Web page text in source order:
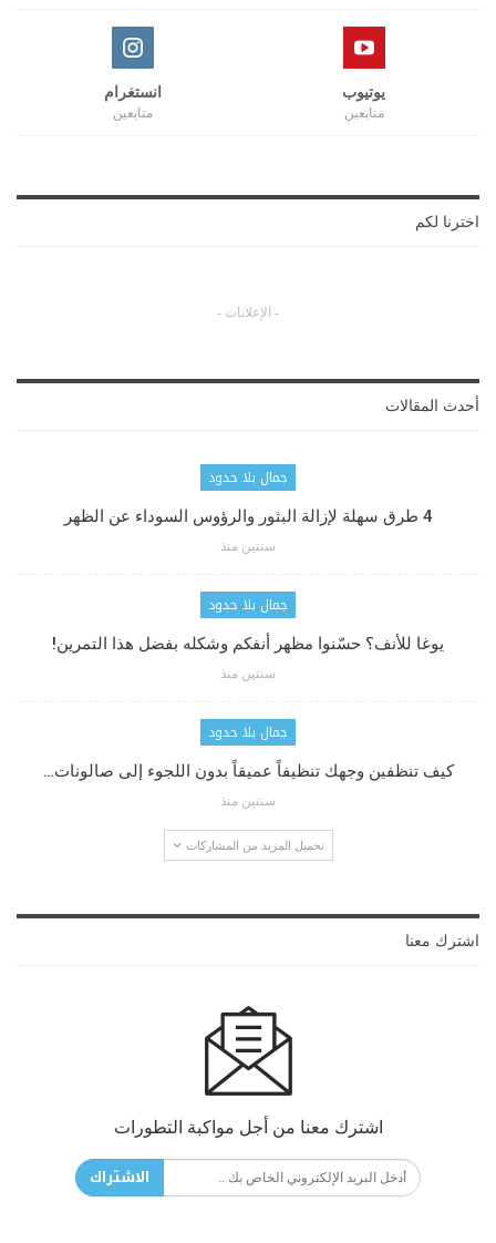
يوتيوب
متابعين
انستغرام
متابعين
اخترنا لكم
- الإعلانات -
أحدث المقالات
جمال بلا حدود
4 طرق سهلة لإزالة البثور والرؤوس السوداء عن الظهر
سنتين منذ
جمال بلا حدود
يوغا للأنف؟ حسّنوا مظهر أنفكم وشكله بفضل هذا التمرين!
سنتين منذ
جمال بلا حدود
كيف تنظفين وجهك تنظيفاً عميقاً بدون اللجوء إلى صالونات…
سنتين منذ
تحميل المزيد من المشاركات
اشترك معنا
اشترك معنا من أجل مواكبة التطورات
الاشتراك